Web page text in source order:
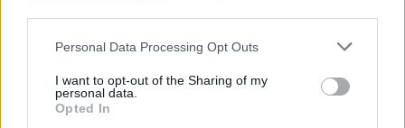
Personal Data Processing Opt Outs
I want to opt-out of the Sharing of my
personal data.
Opted In